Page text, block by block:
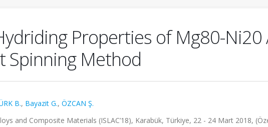
Properties of Mg80-Ni20
Spinning Method
B., Bayazit G., ÖZCAN Ş.
and Composite Materials (ISLAC’18), Karabük, Türkiye, 22 - 24 Mart 2018,